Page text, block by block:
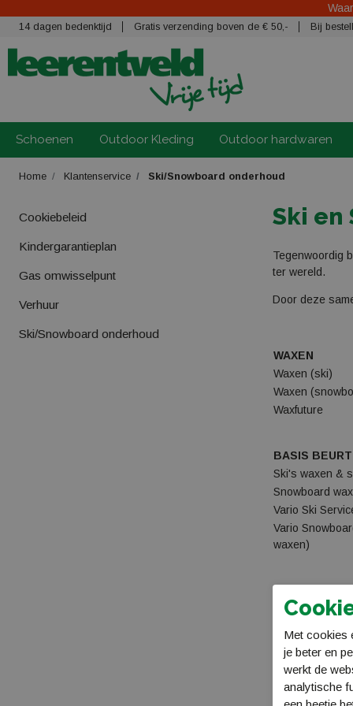
14 dagen bedenktijd Gratis verzending boven de € 50,- Bij
Schoenen Outdoor Kleding Outdoor hardwaren
Home Klantenservice Ski/Snowboard onderhoud
Cookiebeleid
Kindergarantieplan
Gas omwisselpunt
Verhuur
Ski/Snowboard onderhoud
Ski en
Tegenwoordig
ter wereld.
Door deze
WAXEN
Waxen (ski)
Waxen
Waxfuture
BASIS
Ski's waxen &
Snowboard
Vario Ski
Vario
waxen)
Ski's
Vario Ski
Vario
Met cookies
je beter en
werkt de
analytische